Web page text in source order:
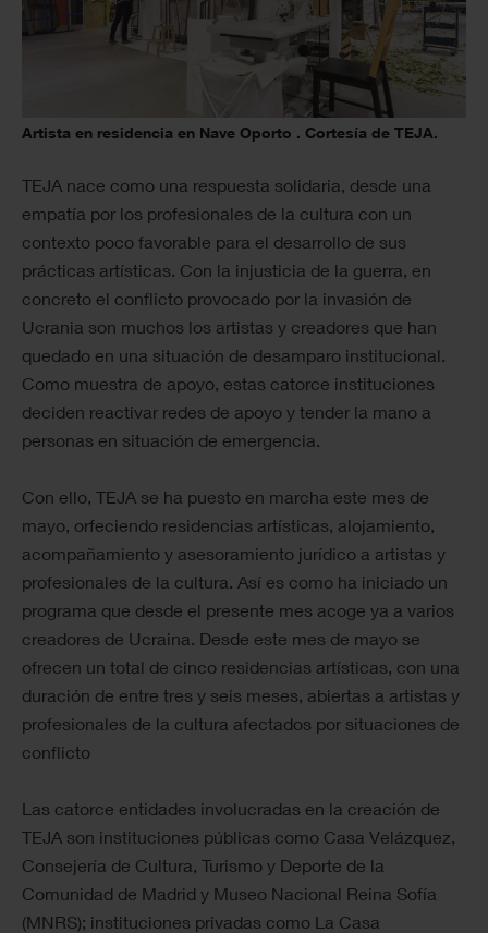
Artista en residencia en Nave Oporto . Cortesía de TEJA.
TEJA nace como una respuesta solidaria, desde una
empatía por los profesionales de la cultura con un
contexto poco favorable para el desarrollo de sus
prácticas artísticas. Con la injusticia de la guerra, en
concreto el conflicto provocado por la invasión de
Ucrania son muchos los artistas y creadores que han
quedado en una situación de desamparo institucional.
Como muestra de apoyo, estas catorce instituciones
deciden reactivar redes de apoyo y tender la mano a
personas en situación de emergencia.
Con ello, TEJA se ha puesto en marcha este mes de
mayo, orfeciendo residencias artísticas, alojamiento,
acompañamiento y asesoramiento jurídico a artistas y
profesionales de la cultura. Así es como ha iniciado un
programa que desde el presente mes acoge ya a varios
creadores de Ucraina. Desde este mes de mayo se
ofrecen un total de cinco residencias artísticas, con una
duración de entre tres y seis meses, abiertas a artistas y
profesionales de la cultura afectados por situaciones de
conflicto
Las catorce entidades involucradas en la creación de
TEJA son instituciones públicas como Casa Velázquez,
Consejería de Cultura, Turismo y Deporte de la
Comunidad de Madrid y Museo Nacional Reina Sofía
(MNRS); instituciones privadas como La Casa